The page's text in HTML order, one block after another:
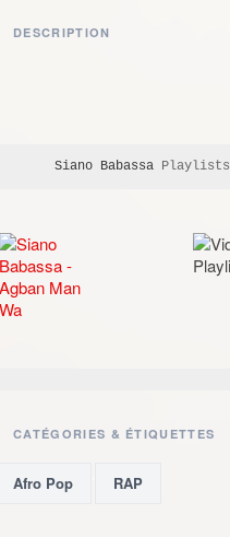
DESCRIPTION
Siano Babassa Playlists
CATÉGORIES & ÉTIQUETTES
Afro Pop RAP